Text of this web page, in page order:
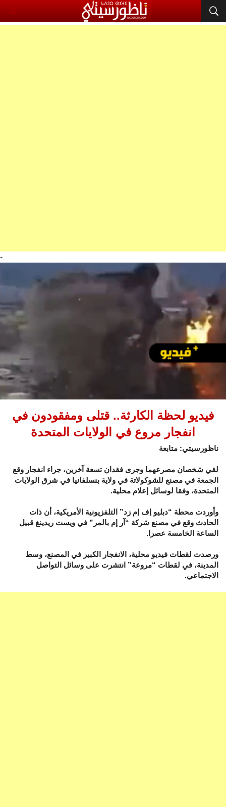
-
فيديو لحظة الكارثة.. قتلى ومفقودون في
انفجار مروع في الولايات المتحدة
ناظورسيتي: متابعة
لقي شخصان مصرعهما وجرى فقدان تسعة آخرين، جراء انفجار وقع
الجمعة في مصنع للشوكولاتة في ولاية بنسلفانيا في شرق الولايات
المتحدة، وفقا لوسائل إعلام محلية.
وأوردت محطة “دبليو إف إم زد” التلفزيونية الأمريكية، أن ذات
الحادث وقع في مصنع شركة “آر إم بالمر” في ويست ريدينغ قبيل
الساعة الخامسة عصرا.
ورصدت لقطات فيديو محلية، الانفجار الكبير في المصنع، وسط
المدينة، في لقطات “مروعة” انتشرت على وسائل التواصل
الاجتماعي.